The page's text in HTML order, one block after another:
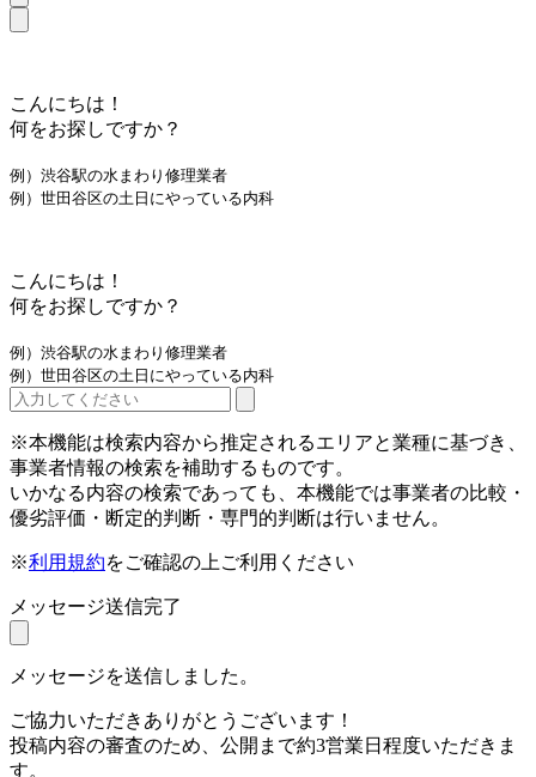
こんにちは！
何をお探しですか？
例）渋谷駅の水まわり修理業者
例）世田谷区の土日にやっている内科
こんにちは！
何をお探しですか？
例）渋谷駅の水まわり修理業者
例）世田谷区の土日にやっている内科
※本機能は検索内容から推定されるエリアと業種に基づき、
事業者情報の検索を補助するものです。
いかなる内容の検索であっても、本機能では事業者の比較・
優劣評価・断定的判断・専門的判断は行いません。
※利用規約をご確認の上ご利用ください
メッセージ送信完了
メッセージを送信しました。
ご協力いただきありがとうございます！
投稿内容の審査のため、公開まで約3営業日程度いただきま
す。